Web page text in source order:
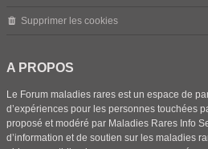
Supprimer les cookies
A PROPOS
Le Forum maladies rares est un espace de
d’expériences pour les personnes touchées
proposé et modéré par Maladies Rares Info
d’information et de soutien sur les maladies